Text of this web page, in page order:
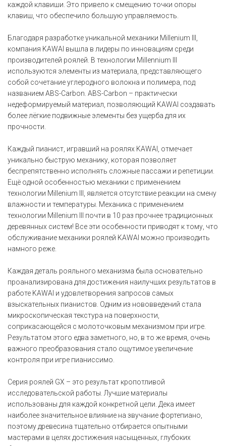
каждой клавиши. Это привело к смещению точки опоры
клавиш, что обеспечило большую управляемость.
Благодаря разработке уникальной механики Millenium III,
компания KAWAI вышла в лидеры по инновациям среди
производителей роялей. В технологии Millennium III
используются элементы из материала, представляющего
собой сочетание углеродного волокна и полимера, под
названием ABS-Carbon. ABS-Carbon – практически
недеформируемый материал, позволяющий KAWAI создавать
более лёгкие подвижные элементы без ущерба для их
прочности.
Каждый пианист, игравший на роялях KAWAI, отмечает
уникально быструю механику, которая позволяет
беспрепятственно исполнять сложные пассажи и репетиции.
Ещё одной особенностью механики с применением
технологии Millenium III, является отсутствие реакции на смену
влажности и температуры. Механика с применением
технологии Millenium III почти в 10 раз прочнее традиционных
деревянных систем! Все эти особенности приводят к тому, что
обслуживание механики роялей KAWAI можно производить
намного реже.
Каждая деталь рояльного механизма была основательно
проанализирована для достижения наилучших результатов в
работе KAWAI и удовлетворения запросов самых
взыскательных пианистов. Одним из нововведений стала
микроскопическая текстура на поверхности,
соприкасающейся с молоточковым механизмом при игре.
Результатом этого едва заметного, но, в то же время, очень
важного преобразования стало ощутимое увеличение
контроля при игре пианиссимо.
Серия роялей GX – это результат кропотливой
исследовательской работы. Лучшие материалы
использованы для каждой конкретной цели. Дека имеет
наиболее значительное влияние на звучание фортепиано,
поэтому древесина тщательно отбирается опытными
мастерами в целях достижения насыщенных, глубоких